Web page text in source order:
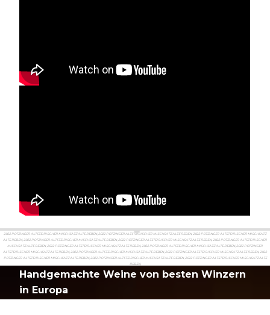
2022 POTZINGER ALTSTEIRISCHER MISCHSATZ ALTE REBEN, 2022 POTZINGER ALTSTEIRISCHER MISCHSATZ ALTE REBEN, 2022 POTZINGER ALTSTEIRISCHER MISCHSATZ
ALTE REBEN, 2022 POTZINGER ALTSTEIRISCHER MISCHSATZ ALTE REBEN, 2022 POTZINGER ALTSTEIRISCHER MISCHSATZ ALTE REBEN, 2022 POTZINGER ALTSTEIRISCHER
MISCHSATZ ALTE REBEN, 2022 POTZINGER ALTSTEIRISCHER MISCHSATZ ALTE REBEN, 2022 POTZINGER ALTSTEIRISCHER MISCHSATZ ALTE REBEN, 2022 POTZINGER
ALTSTEIRISCHER MISCHSATZ ALTE REBEN, 2022 POTZINGER ALTSTEIRISCHER MISCHSATZ ALTE REBEN, 2022 POTZINGER ALTSTEIRISCHER MISCHSATZ ALTE REBEN, 2022
POTZINGER ALTSTEIRISCHER MISCHSATZ ALTE REBEN, 2022 POTZINGER ALTSTEIRISCHER MISCHSATZ ALTE REBEN, 2022 POTZINGER ALTSTEIRISCHER MISCHSATZ ALTE
REBEN,
Handgemachte Weine von besten Winzern
in Europa